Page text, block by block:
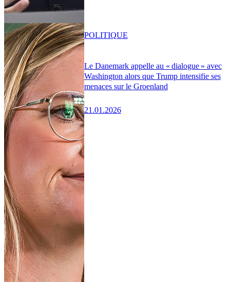
Le Danemark appelle au « dialogue » avec
Washington alors que Trump intensifie ses
menaces sur le Groenland
21.01.2026
POLITIQUE